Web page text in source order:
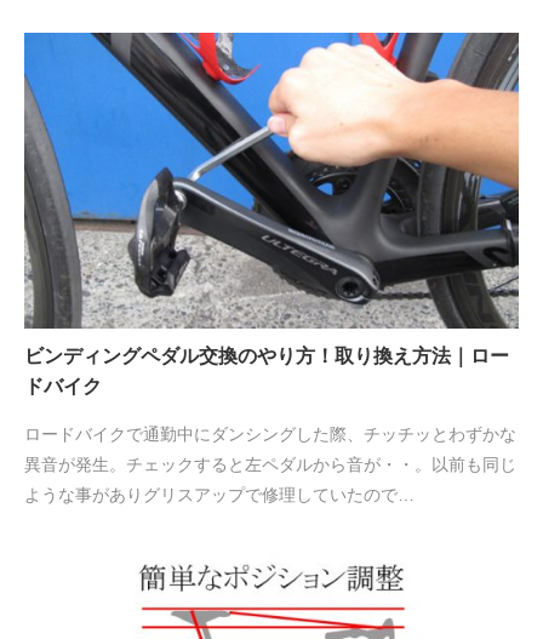
ビンディングペダル交換のやり方！取り換え方法｜ロー
ドバイク
ロードバイクで通勤中にダンシングした際、チッチッとわずかな
異音が発生。チェックすると左ペダルから音が・・。以前も同じ
ような事がありグリスアップで修理していたので…